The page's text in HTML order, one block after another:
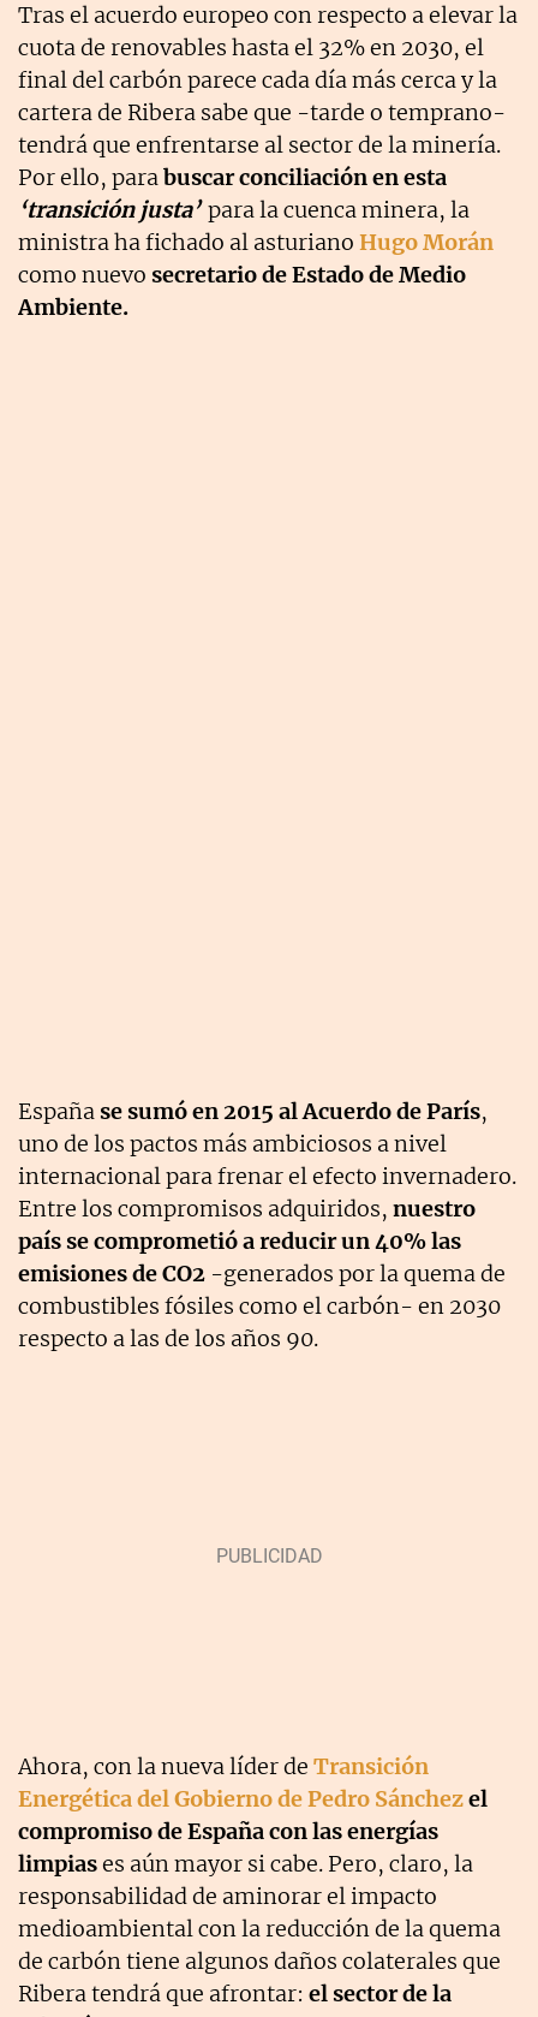
Tras el acuerdo europeo con respecto a elevar la
cuota de renovables hasta el 32% en 2030, el
final del carbón parece cada día más cerca y la
cartera de Ribera sabe que -tarde o temprano-
tendrá que enfrentarse al sector de la minería.
Por ello, parabuscar conciliación en esta
‘transición justa’para la cuenca minera, la
ministra ha fichado al asturiano Hugo Morán
como nuevo secretario de Estado de Medio
Ambiente.
Españase sumó en 2015 al Acuerdo de París,
uno de los pactos más ambiciosos a nivel
internacional para frenar el efecto invernadero.
Entre los compromisos adquiridos, nuestro
país se comprometió a reducir un 40% las
emisiones de CO2 -generados por la quema de
combustibles fósiles como el carbón- en 2030
respecto a las de los años 90.
Ahora, con la nueva líder de Transición
Energética del Gobierno de Pedro Sánchezel
compromiso de España con las energías
limpiases aún mayor si cabe. Pero, claro, la
responsabilidad de aminorar el impacto
medioambiental con la reducción de la quema
de carbón tiene algunos daños colaterales que
Ribera tendrá que afrontar: el sector de la